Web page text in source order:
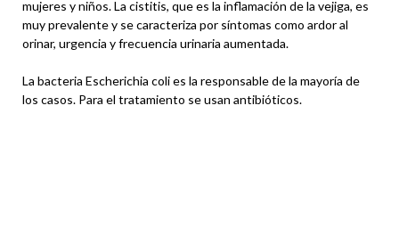
mujeres y niños. La cistitis, que es la inflamación de la vejiga, es
muy prevalente y se caracteriza por síntomas como ardor al
orinar, urgencia y frecuencia urinaria aumentada.
La bacteria Escherichia coli es la responsable de la mayoría de
los casos. Para el tratamiento se usan antibióticos.